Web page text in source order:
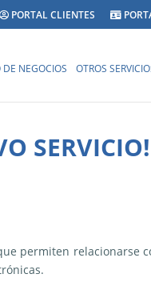
PORTAL CLIENTES
DE NEGOCIOS OTROS
SERVICIO!
permiten relacionarse